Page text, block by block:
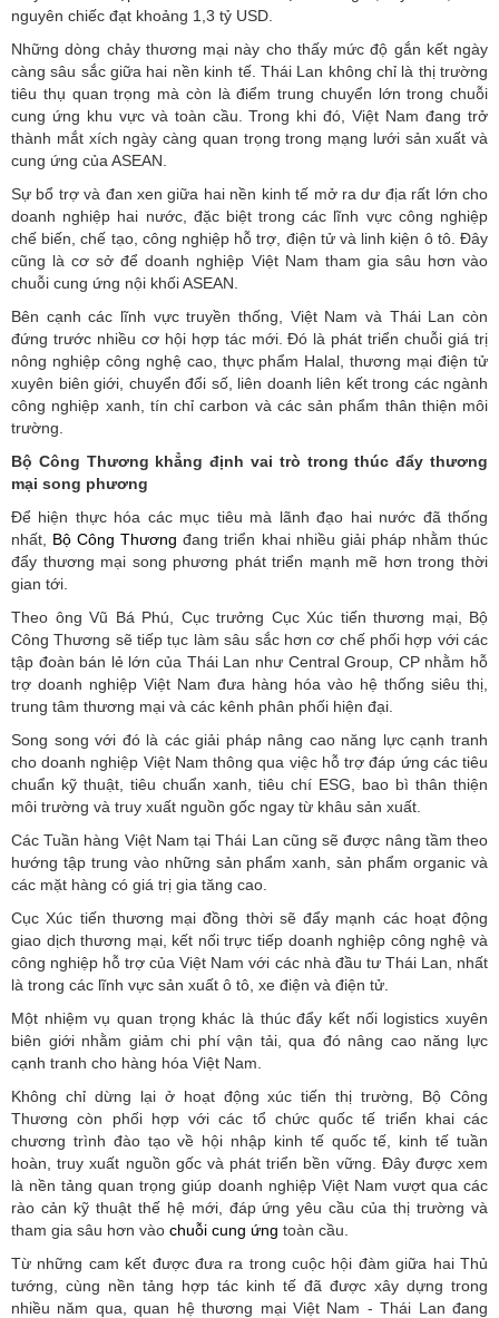
nguyên chiếc đạt khoảng 1,3 tỷ USD.
Những dòng chảy thương mại này cho thấy mức độ gắn kết ngày
càng sâu sắc giữa hai nền kinh tế. Thái Lan không chỉ là thị trường
tiêu thụ quan trọng mà còn là điểm trung chuyển lớn trong chuỗi
cung ứng khu vực và toàn cầu. Trong khi đó, Việt Nam đang trở
thành mắt xích ngày càng quan trọng trong mạng lưới sản xuất và
cung ứng của ASEAN.
Sự bổ trợ và đan xen giữa hai nền kinh tế mở ra dư địa rất lớn cho
doanh nghiệp hai nước, đặc biệt trong các lĩnh vực công nghiệp
chế biến, chế tạo, công nghiệp hỗ trợ, điện tử và linh kiện ô tô. Đây
cũng là cơ sở để doanh nghiệp Việt Nam tham gia sâu hơn vào
chuỗi cung ứng nội khối ASEAN.
Bên cạnh các lĩnh vực truyền thống, Việt Nam và Thái Lan còn
đứng trước nhiều cơ hội hợp tác mới. Đó là phát triển chuỗi giá trị
nông nghiệp công nghệ cao, thực phẩm Halal, thương mại điện tử
xuyên biên giới, chuyển đổi số, liên doanh liên kết trong các ngành
công nghiệp xanh, tín chỉ carbon và các sản phẩm thân thiện môi
trường.
Bộ Công Thương khẳng định vai trò trong thúc đẩy thương
mại song phương
Để hiện thực hóa các mục tiêu mà lãnh đạo hai nước đã thống
nhất, Bộ Công Thương đang triển khai nhiều giải pháp nhằm thúc
đẩy thương mại song phương phát triển mạnh mẽ hơn trong thời
gian tới.
Theo ông Vũ Bá Phú, Cục trưởng Cục Xúc tiến thương mại, Bộ
Công Thương sẽ tiếp tục làm sâu sắc hơn cơ chế phối hợp với các
tập đoàn bán lẻ lớn của Thái Lan như Central Group, CP nhằm hỗ
trợ doanh nghiệp Việt Nam đưa hàng hóa vào hệ thống siêu thị,
trung tâm thương mại và các kênh phân phối hiện đại.
Song song với đó là các giải pháp nâng cao năng lực cạnh tranh
cho doanh nghiệp Việt Nam thông qua việc hỗ trợ đáp ứng các tiêu
chuẩn kỹ thuật, tiêu chuẩn xanh, tiêu chí ESG, bao bì thân thiện
môi trường và truy xuất nguồn gốc ngay từ khâu sản xuất.
Các Tuần hàng Việt Nam tại Thái Lan cũng sẽ được nâng tầm theo
hướng tập trung vào những sản phẩm xanh, sản phẩm organic và
các mặt hàng có giá trị gia tăng cao.
Cục Xúc tiến thương mại đồng thời sẽ đẩy mạnh các hoạt động
giao dịch thương mại, kết nối trực tiếp doanh nghiệp công nghệ và
công nghiệp hỗ trợ của Việt Nam với các nhà đầu tư Thái Lan, nhất
là trong các lĩnh vực sản xuất ô tô, xe điện và điện tử.
Một nhiệm vụ quan trọng khác là thúc đẩy kết nối logistics xuyên
biên giới nhằm giảm chi phí vận tải, qua đó nâng cao năng lực
cạnh tranh cho hàng hóa Việt Nam.
Không chỉ dừng lại ở hoạt động xúc tiến thị trường, Bộ Công
Thương còn phối hợp với các tổ chức quốc tế triển khai các
chương trình đào tạo về hội nhập kinh tế quốc tế, kinh tế tuần
hoàn, truy xuất nguồn gốc và phát triển bền vững. Đây được xem
là nền tảng quan trọng giúp doanh nghiệp Việt Nam vượt qua các
rào cản kỹ thuật thế hệ mới, đáp ứng yêu cầu của thị trường và
tham gia sâu hơn vào chuỗi cung ứng toàn cầu.
Từ những cam kết được đưa ra trong cuộc hội đàm giữa hai Thủ
tướng, cùng nền tảng hợp tác kinh tế đã được xây dựng trong
nhiều năm qua, quan hệ thương mại Việt Nam - Thái Lan đang